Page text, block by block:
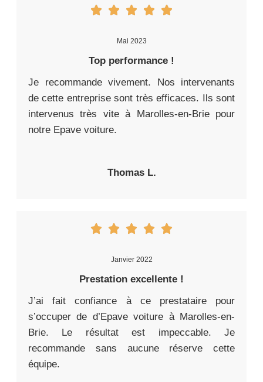
Mai 2023
Top performance !
Je recommande vivement. Nos intervenants
de cette entreprise sont très efficaces. Ils sont
intervenus très vite à Marolles-en-Brie pour
notre Epave voiture.
Thomas L.
Janvier 2022
Prestation excellente !
J’ai fait confiance à ce prestataire pour
s’occuper de d’Epave voiture à Marolles-en-
Brie. Le résultat est impeccable. Je
recommande sans aucune réserve cette
équipe.